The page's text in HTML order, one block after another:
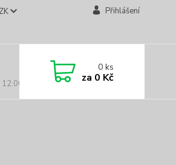
Přihlášení
hod.
0ks
za 0 Kč